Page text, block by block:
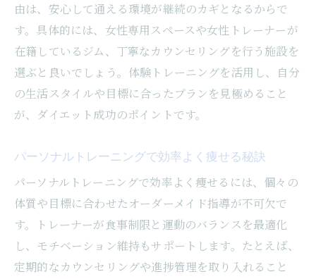
由は、安心して通える環境が継続のカギとなるからで
す。具体的には、女性専用スペースや女性トレーナーが
在籍しているジム、丁寧なカウンセリングを行う施設を
選ぶと良いでしょう。体験トレーニングを活用し、自分
の生活スタイルや目標に合ったプランを見極めること
が、ダイエット成功のポイントです。
パーソナルトレーニングで効率よく痩せる秘訣
パーソナルトレーニングで効率よく痩せるには、個々の
体質や目標に合わせたオーダーメイド指導が不可欠で
す。トレーナーが食事制限と運動のバランスを最適化
し、モチベーション維持もサポートします。たとえば、
定期的なカウンセリングや進捗管理を取り入れること